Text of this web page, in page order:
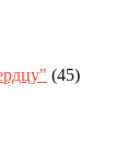
(45)